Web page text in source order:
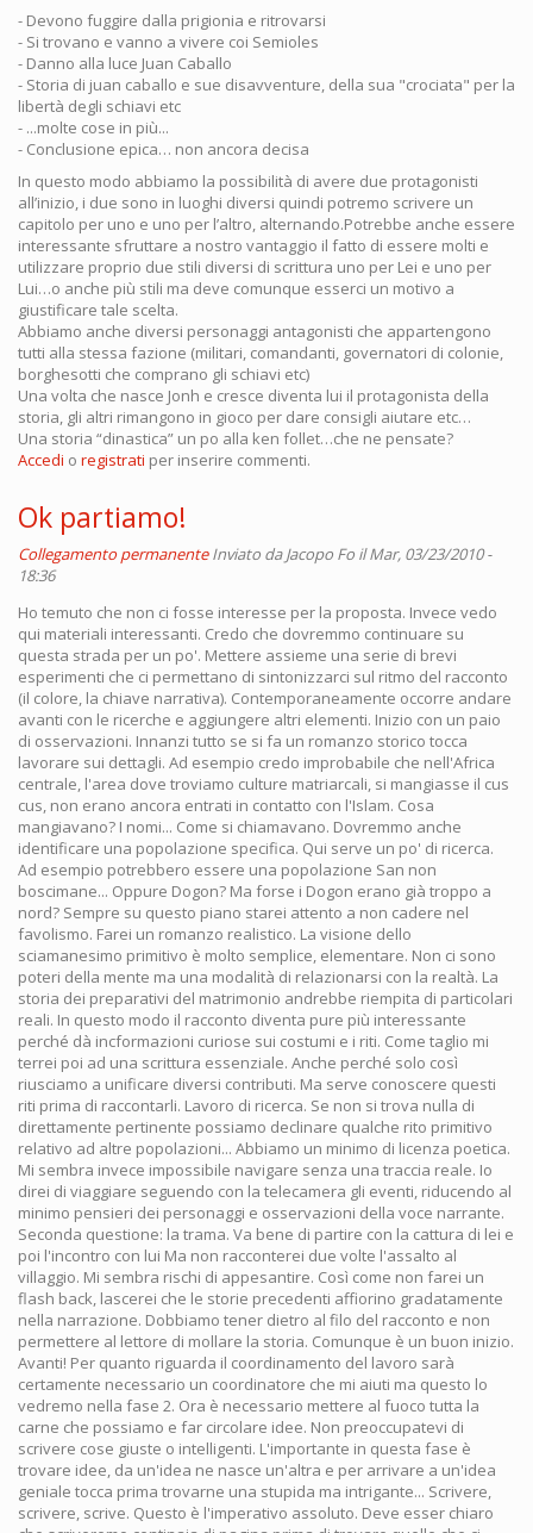
- Devono fuggire dalla prigionia e ritrovarsi
- Si trovano e vanno a vivere coi Semioles
- Danno alla luce Juan Caballo
- Storia di juan caballo e sue disavventure, della sua "crociata" per la
libertà degli schiavi etc
- ...molte cose in più...
- Conclusione epica… non ancora decisa
In questo modo abbiamo la possibilità di avere due protagonisti
all’inizio, i due sono in luoghi diversi quindi potremo scrivere un
capitolo per uno e uno per l’altro, alternando.Potrebbe anche essere
interessante sfruttare a nostro vantaggio il fatto di essere molti e
utilizzare proprio due stili diversi di scrittura uno per Lei e uno per
Lui…o anche più stili ma deve comunque esserci un motivo a
giustificare tale scelta.
Abbiamo anche diversi personaggi antagonisti che appartengono
tutti alla stessa fazione (militari, comandanti, governatori di colonie,
borghesotti che comprano gli schiavi etc)
Una volta che nasce Jonh e cresce diventa lui il protagonista della
storia, gli altri rimangono in gioco per dare consigli aiutare etc…
Una storia “dinastica” un po alla ken follet…che ne pensate?
Accedi o registrati per inserire commenti.
Ok partiamo!
Collegamento permanente Inviato daJacopo Fo il Mar, 03/23/2010 -
18:36
Ho temuto che non ci fosse interesse per la proposta. Invece vedo
qui materiali interessanti. Credo che dovremmo continuare su
questa strada per un po'. Mettere assieme una serie di brevi
esperimenti che ci permettano di sintonizzarci sul ritmo del racconto
(il colore, la chiave narrativa). Contemporaneamente occorre andare
avanti con le ricerche e aggiungere altri elementi. Inizio con un paio
di osservazioni. Innanzi tutto se si fa un romanzo storico tocca
lavorare sui dettagli. Ad esempio credo improbabile che nell'Africa
centrale, l'area dove troviamo culture matriarcali, si mangiasse il cus
cus, non erano ancora entrati in contatto con l'Islam. Cosa
mangiavano? I nomi... Come si chiamavano. Dovremmo anche
identificare una popolazione specifica. Qui serve un po' di ricerca.
Ad esempio potrebbero essere una popolazione San non
boscimane... Oppure Dogon? Ma forse i Dogon erano già troppo a
nord? Sempre su questo piano starei attento a non cadere nel
favolismo. Farei un romanzo realistico. La visione dello
sciamanesimo primitivo è molto semplice, elementare. Non ci sono
poteri della mente ma una modalità di relazionarsi con la realtà. La
storia dei preparativi del matrimonio andrebbe riempita di particolari
reali. In questo modo il racconto diventa pure più interessante
perché dà incformazioni curiose sui costumi e i riti. Come taglio mi
terrei poi ad una scrittura essenziale. Anche perché solo così
riusciamo a unificare diversi contributi. Ma serve conoscere questi
riti prima di raccontarli. Lavoro di ricerca. Se non si trova nulla di
direttamente pertinente possiamo declinare qualche rito primitivo
relativo ad altre popolazioni... Abbiamo un minimo di licenza poetica.
Mi sembra invece impossibile navigare senza una traccia reale. Io
direi di viaggiare seguendo con la telecamera gli eventi, riducendo al
minimo pensieri dei personaggi e osservazioni della voce narrante.
Seconda questione: la trama. Va bene di partire con la cattura di lei e
poi l'incontro con lui Ma non racconterei due volte l'assalto al
villaggio. Mi sembra rischi di appesantire. Così come non farei un
flash back, lascerei che le storie precedenti affiorino gradatamente
nella narrazione. Dobbiamo tener dietro al filo del racconto e non
permettere al lettore di mollare la storia. Comunque è un buon inizio.
Avanti! Per quanto riguarda il coordinamento del lavoro sarà
certamente necessario un coordinatore che mi aiuti ma questo lo
vedremo nella fase 2. Ora è necessario mettere al fuoco tutta la
carne che possiamo e far circolare idee. Non preoccupatevi di
scrivere cose giuste o intelligenti. L'importante in questa fase è
trovare idee, da un'idea ne nasce un'altra e per arrivare a un'idea
geniale tocca prima trovarne una stupida ma intrigante... Scrivere,
scrivere, scrive. Questo è l'imperativo assoluto. Deve esser chiaro